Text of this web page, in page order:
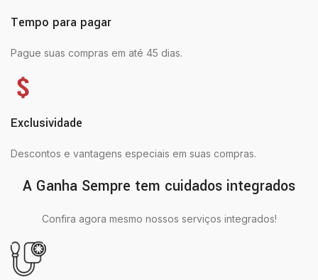
Tempo para pagar
Pague suas compras em até 45 dias.
Exclusividade
Descontos e vantagens especiais em suas compras.
A Ganha Sempre tem cuidados integrados
Confira agora mesmo nossos serviços integrados!